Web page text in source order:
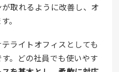
取れるように改善し、オ
。
ライトオフィスとしても
。どの社員でも使いやす